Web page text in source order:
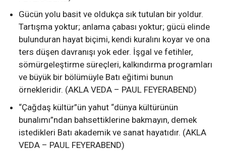
Gücün yolu basit ve oldukça sık tutulan bir yoldur.
Tartışma yoktur; anlama çabası yoktur; gücü elinde
bulunduran hayat biçimi, kendi kuralını koyar ve ona
ters düşen davranışı yok eder. İşgal ve fetihler,
sömürgeleştirme süreçleri, kalkındırma programları
ve büyük bir bölümüyle Batı eğitimi bunun
örnekleridir. (AKLA VEDA – PAUL FEYERABEND)
“Çağdaş kültür”ün yahut “dünya kültürünün
bunalımı”ndan bahsettiklerine bakmayın, demek
istedikleri Batı akademik ve sanat hayatıdır. (AKLA
VEDA – PAUL FEYERABEND)